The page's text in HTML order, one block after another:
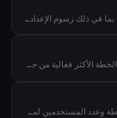
احسب التكلفة الحقيقية لخطة هاتفك المحمول بما في ذلك رسوم الإعداد والتكلفة السنوية واليومية وتكلفة كل جيجابايت.
قارن حزم بيانات الهاتف المحمول للعثور على الخطة الأكثر فعالية من حيث التكلفة بناءً على استخدامك الفعلي للبيانات.
احسب تكاليف اشتراك نتفليكس حسب نوع الخطة وعدد المستخدمين لمعرفة نفقتك الشهرية والسنوية واليومية.